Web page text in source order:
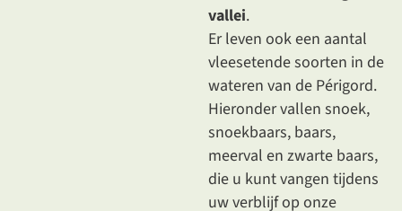
vallei.
Er leven ook een aantal
vleesetende soorten in de
wateren van de Périgord.
Hieronder vallen snoek,
snoekbaars, baars,
meerval en zwarte baars,
die u kunt vangen tijdens
uw verblijf op onze